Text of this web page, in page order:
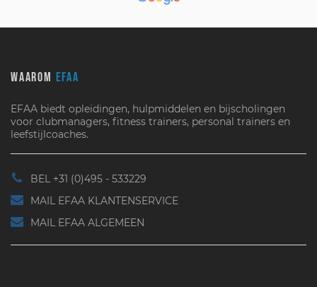
WAAROM EFAA
EFAA biedt opleidingen, hulpmiddelen en bijscholingen
voor clubmanagers, fitness trainers, personal trainers en
leefstijlcoaches.
BEL +31 (0)495 - 533229
MAIL EFAA KLANTENSERVICE
MAIL EFAA ALGEMEEN